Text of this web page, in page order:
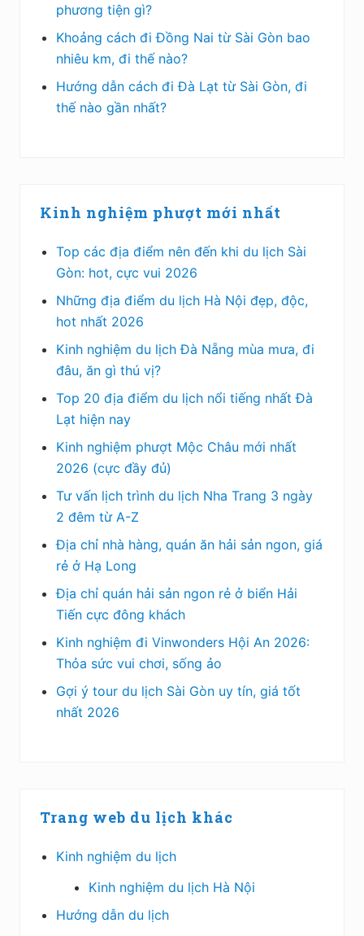
phương tiện gì?
Khoảng cách đi Đồng Nai từ Sài Gòn bao
nhiêu km, đi thế nào?
Hướng dẫn cách đi Đà Lạt từ Sài Gòn, đi
thế nào gần nhất?
Kinh nghiệm phượt mới nhất
Top các địa điểm nên đến khi du lịch Sài
Gòn: hot, cực vui 2026
Những địa điểm du lịch Hà Nội đẹp, độc,
hot nhất 2026
Kinh nghiệm du lịch Đà Nẵng mùa mưa, đi
đâu, ăn gì thú vị?
Top 20 địa điểm du lịch nổi tiếng nhất Đà
Lạt hiện nay
Kinh nghiệm phượt Mộc Châu mới nhất
2026 (cực đầy đủ)
Tư vấn lịch trình du lịch Nha Trang 3 ngày
2 đêm từ A-Z
Địa chỉ nhà hàng, quán ăn hải sản ngon, giá
rẻ ở Hạ Long
Địa chỉ quán hải sản ngon rẻ ở biển Hải
Tiến cực đông khách
Kinh nghiệm đi Vinwonders Hội An 2026:
Thỏa sức vui chơi, sống ảo
Gợi ý tour du lịch Sài Gòn uy tín, giá tốt
nhất 2026
Trang web du lịch khác
Kinh nghiệm du lịch
Kinh nghiệm du lịch Hà Nội
Hướng dẫn du lịch